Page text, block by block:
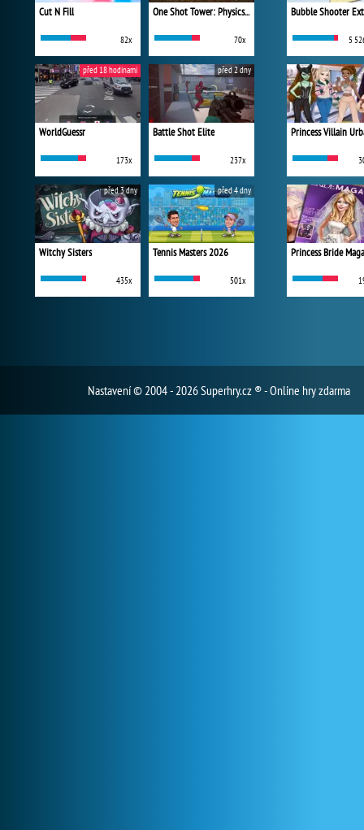
Cut N Fill
82x
One Shot Tower: Physics Destroyer
70x
WorldGuessr
173x
před 18 hodinami
Battle Shot Elite
237x
před 2 dny
Witchy Sisters
435x
před 3 dny
Tennis Masters 2026
501x
před 4 dny
Bubble Shooter
5
Princess Bride
Nastavení© 2004 - 2026 Superhry.cz ® - Online hry zdarma